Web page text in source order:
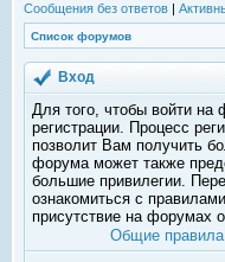
Сообщения без ответов |
Список форумов
Вход
Для того, чтобы войти
регистрации. Процесс
позволит Вам получить
форума может также
большие привилегии.
ознакомиться с
присутствие на форумах
Общие правила